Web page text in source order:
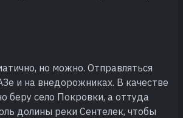
но можно. Отправляться
и на внедорожниках. В качестве
беру село Покровки, а оттуда
долины реки Сентелек, чтобы